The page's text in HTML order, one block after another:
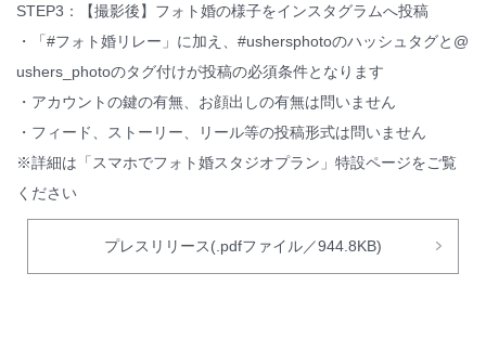
STEP3：【撮影後】フォト婚の様子をインスタグラムへ投稿
・「#フォト婚リレー」に加え、#ushersphotoのハッシュタグと@
ushers_photoのタグ付けが投稿の必須条件となります
・アカウントの鍵の有無、お顔出しの有無は問いません
・フィード、ストーリー、リール等の投稿形式は問いません
※詳細は「スマホでフォト婚スタジオプラン」特設ページをご覧
ください
プレスリリース(.pdfファイル／944.8KB)